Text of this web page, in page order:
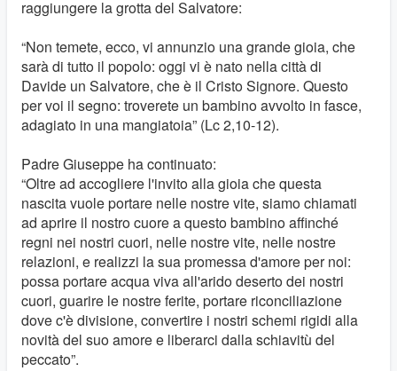
raggiungere la grotta del Salvatore:
“Non temete, ecco, vi annunzio una grande gioia, che
sarà di tutto il popolo: oggi vi è nato nella città di
Davide un Salvatore, che è il Cristo Signore. Questo
per voi il segno: troverete un bambino avvolto in fasce,
adagiato in una mangiatoia” (Lc 2,10-12).
Padre Giuseppe ha continuato:
“Oltre ad accogliere l'invito alla gioia che questa
nascita vuole portare nelle nostre vite, siamo chiamati
ad aprire il nostro cuore a questo bambino affinché
regni nei nostri cuori, nelle nostre vite, nelle nostre
relazioni, e realizzi la sua promessa d'amore per noi:
possa portare acqua viva all'arido deserto dei nostri
cuori, guarire le nostre ferite, portare riconciliazione
dove c'è divisione, convertire i nostri schemi rigidi alla
novità del suo amore e liberarci dalla schiavitù del
peccato”.